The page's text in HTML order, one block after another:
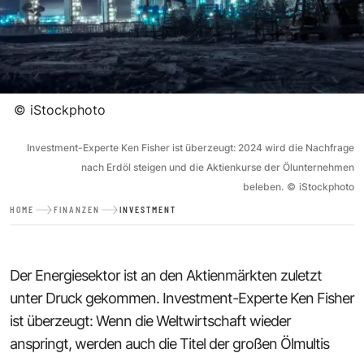
© iStockphoto
Investment-Experte Ken Fisher ist überzeugt: 2024 wird die Nachfrage
nach Erdöl steigen und die Aktienkurse der Ölunternehmen
beleben. © iStockphoto
HOME FINANZEN INVESTMENT
Der Energiesektor ist an den Aktienmärkten zuletzt
unter Druck gekommen. Investment-Experte Ken Fisher
ist überzeugt: Wenn die Weltwirtschaft wieder
anspringt, werden auch die Titel der großen Ölmultis